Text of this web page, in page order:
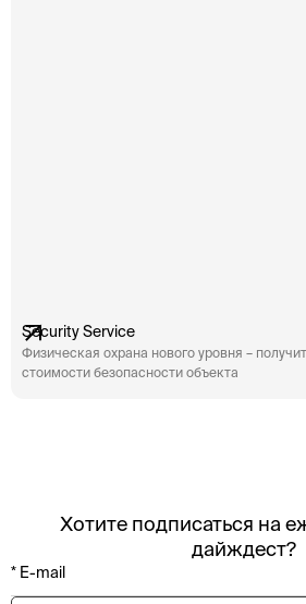
Security Service
Физическая охрана нового уровня –
стоимости безопасности объекта
Хотите подписаться на
дайждест?